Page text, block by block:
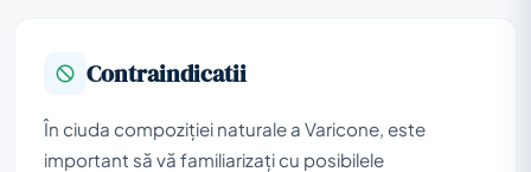
Contraindicatii
În ciuda compoziției naturale a Varicone, este
important să vă familiarizați cu posibilele